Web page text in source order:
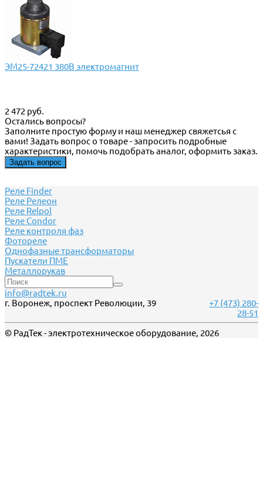
ЭМ25-72421 380В электромагнит
2 472 руб.
Остались вопросы?
Заполните простую форму и наш менеджер свяжетсья с
вами! Задать вопрос о товаре - запросить подробные
характеристики, помочь подобрать аналог, оформить заказ.
Задать вопрос
Реле Finder
Реле Релеон
Реле Relpol
Реле Сondor
Реле контроля фаз
Фотореле
Однофазные трансформаторы
Пускатели ПМЕ
Металлорукав
info@radtek.ru
г. Воронеж, проспект Революции, 39
+7 (473) 280-
28-51
© РадТек - электротехническое оборудование, 2026